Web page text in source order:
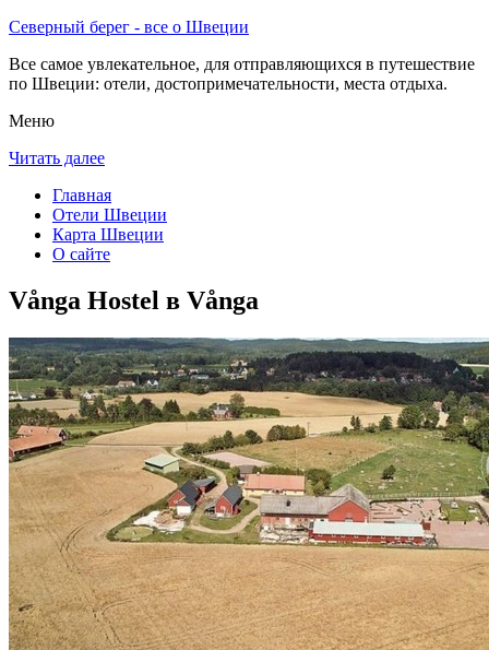
Северный берег - все о Швеции
Все самое увлекательное, для отправляющихся в путешествие
по Швеции: отели, достопримечательности, места отдыха.
Меню
Читать далее
Главная
Отели Швеции
Карта Швеции
О сайте
Vånga Hostel в Vånga